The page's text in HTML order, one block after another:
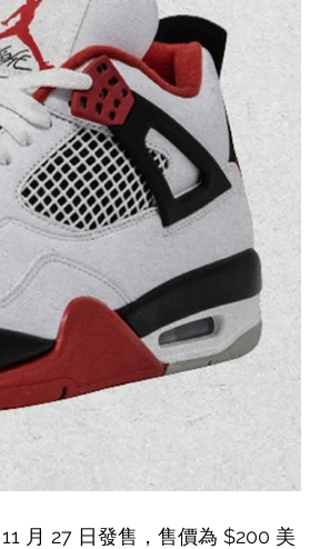
月 27 日發售，售價為 $200 美